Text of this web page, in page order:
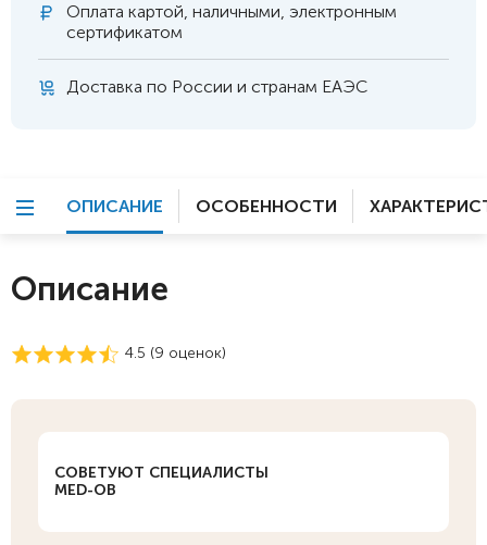
Оплата картой, наличными, электронным
сертификатом
Доставка по России и странам ЕАЭС
ОПИСАНИЕ ОСОБЕННОСТИ
Описание
4.5 (9 оценок)
СОВЕТУЮТ СПЕЦИАЛИСТЫ
MED-OB